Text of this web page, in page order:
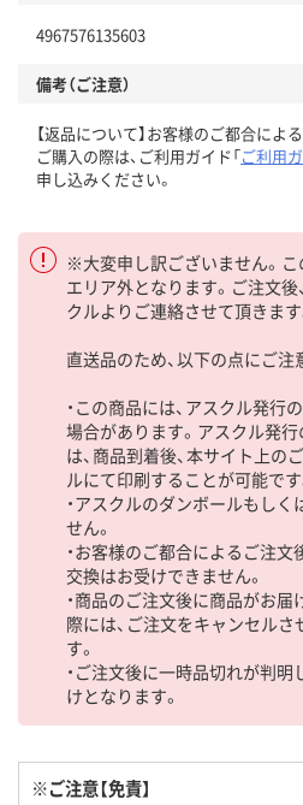
4967576135603
備考（ご注意）
【返品について】お客様のご都合によ
ご購入の際は、ご利用ガイド「ご利用
申し込みください。
※大変申し訳ございません。こ
エリア外となります。ご注文後
クルよりご連絡させて頂きます
直送品のため、以下の点にご注
・この商品には、アスクル発
場合があります。アスクル発
は、商品到着後、本サイト上の
ルにて印刷することが可能です
・アスクルのダンボールもし
せん。
・お客様のご都合によるご注文
交換はお受けできません。
・商品のご注文後に商品がお
際には、ご注文をキャンセル
す。
・ご注文後に一時品切れが判
けとなります。
※ご注意【免責】